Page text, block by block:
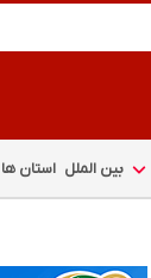
بین الملل استان ها